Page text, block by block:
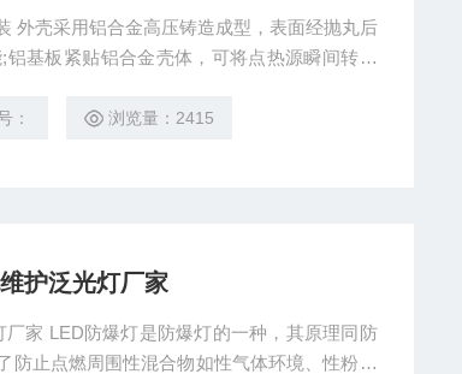
基板紧贴铝合金壳体，可将点热源瞬间转换
大大提供散热面积，充分保证LED的散热要
： 浏览量：2415
护泛光灯厂家
理同防
防止点燃周围性混合物如性气体环境、性粉尘